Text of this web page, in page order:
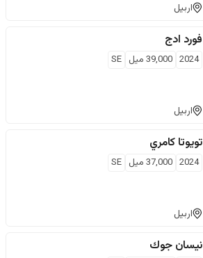
اربيل
فورد ادج
2024
39,000 ميل SE
اربيل
تويوتا كامري
2024
37,000 ميل SE
اربيل
نيسان جوك